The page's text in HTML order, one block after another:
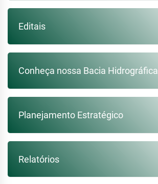
Editais
Conheça nossa Bacia Hidrográfica
Planejamento Estratégico
Relatórios